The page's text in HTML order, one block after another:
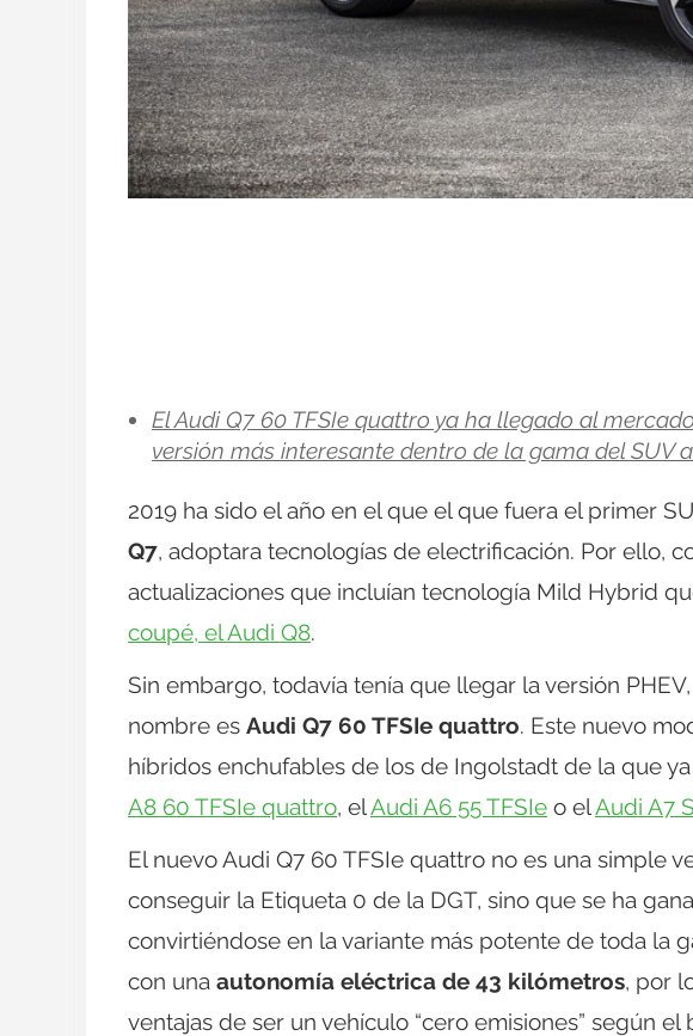
El Audi Q7 60 TFSIe quattro ya ha llegado al
versión más interesante dentro de la gama del SUV
2019 ha sido el año en el que el que fuera el primer
Q7, adoptara tecnologías de electrificación. Por ello,
actualizaciones que incluían tecnología Mild Hybrid
coupé, el Audi Q8.
Sin embargo, todavía tenía que llegar la versión
nombre es Audi Q7 60 TFSIe quattro. Este nuevo
híbridos enchufables de los de Ingolstadt de la que
A8 60 TFSIe quattro, elAudi A6 55 TFSIe o elAudi A7
El nuevo Audi Q7 60 TFSIe quattro no es una simple
conseguir la Etiqueta 0 de la DGT, sino que se ha
convirtiéndose en la variante más potente de toda la
con una autonomía eléctrica de 43 kilómetros, por
ventajas de ser un vehículo “cero emisiones” según el